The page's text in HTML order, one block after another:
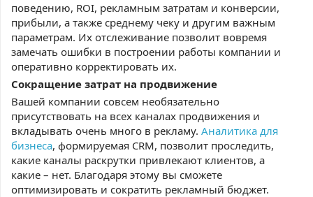
поведению, ROI, рекламным затратам и конверсии,
прибыли, а также среднему чеку и другим важным
параметрам. Их отслеживание позволит вовремя
замечать ошибки в построении работы компании и
оперативно корректировать их.
Сокращение затрат на продвижение
Вашей компании совсем необязательно
присутствовать на всех каналах продвижения и
вкладывать очень много в рекламу. Аналитика для
бизнеса, формируемая CRM, позволит проследить,
какие каналы раскрутки привлекают клиентов, а
какие – нет. Благодаря этому вы сможете
оптимизировать и сократить рекламный бюджет.